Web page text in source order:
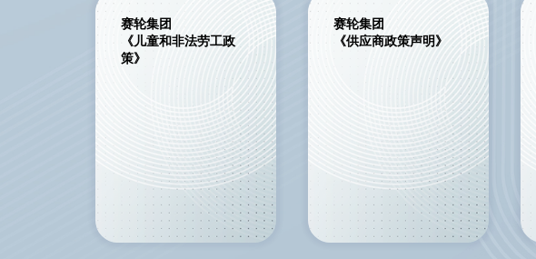
赛轮集团
《儿童和非法劳工政
策》
赛轮集团
《供应商政策声明》